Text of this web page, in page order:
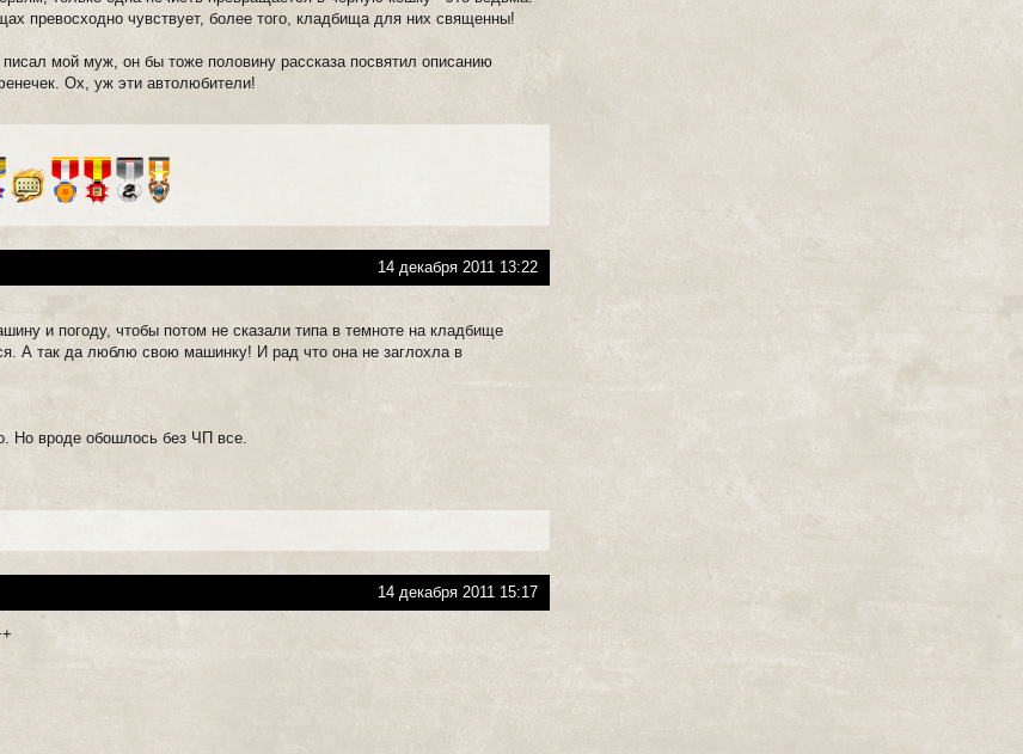
превосходно чувствует, более того, кладбища для них священны!
мой муж, он бы тоже половину рассказа посвятил описанию
Ох, уж эти автолюбители!
14 декабря 2011 13:22
и погоду, чтобы потом не сказали типа в темноте на кладбище
А так да люблю свою машинку! И рад что она не заглохла в
Но вроде обошлось без ЧП все.
14 декабря 2011 15:17